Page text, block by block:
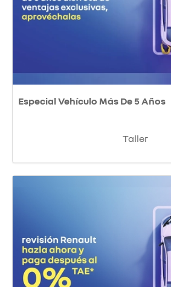
Especial Vehículo Más De 5 Años
Taller